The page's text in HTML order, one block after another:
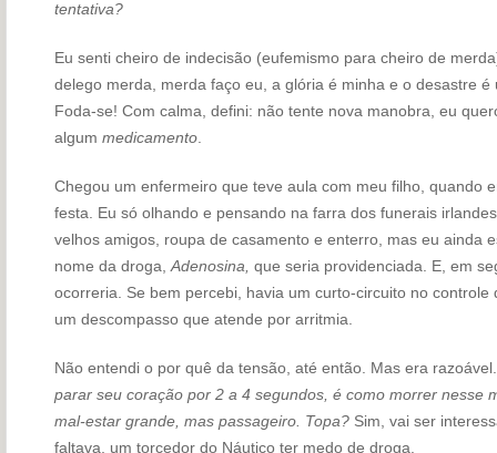
tentativa?
Eu senti cheiro de indecisão (eufemismo para cheiro de
delego merda, merda faço eu, a glória é minha e o desastre
Foda-se! Com calma, defini: não tente nova manobra, eu
algum medicamento.
Chegou um enfermeiro que teve aula com meu filho, quando
festa. Eu só olhando e pensando na farra dos funerais
velhos amigos, roupa de casamento e enterro, mas eu ainda
nome da droga, Adenosina, que seria providenciada. E, em
ocorreria. Se bem percebi, havia um curto-circuito no
um descompasso que atende por arritmia.
Não entendi o por quê da tensão, até então. Mas era
parar seu coração por 2 a 4 segundos, é como morrer nesse
mal-estar grande, mas passageiro. Topa? Sim, vai ser
faltava, um torcedor do Náutico ter medo de droga.